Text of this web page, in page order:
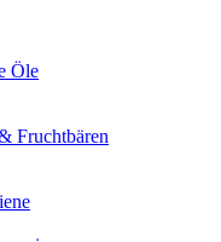
Öle
Fruchtbären